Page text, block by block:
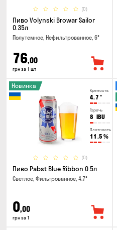
(0)
Пиво Volynski Browar Sailor
0.35л
Полутемное, Нефильтрованное, 6°
76,00
грн за 1 шт
Крепость
4.7 °
Горечь
8 IBU
Плотность
11.5 %
(0)
Новинка
Пиво Pabst Blue Ribbon 0.5л
Светлое, Фильтрованное, 4.7°
0,00
грн за 1